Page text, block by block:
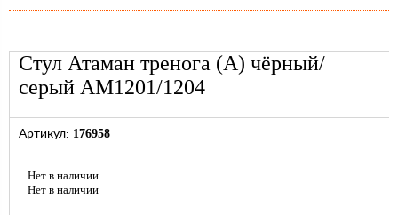
Стул Атаман тренога (А) чёрный/
серый AM1201/1204
Артикул: 176958
Нет в наличии
Нет в наличии